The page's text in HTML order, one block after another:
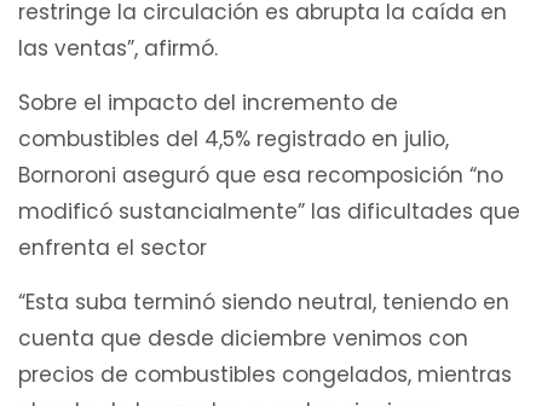
restringe la circulación es abrupta la caída en
las ventas”, afirmó.
Sobre el impacto del incremento de
combustibles del 4,5% registrado en julio,
Bornoroni aseguró que esa recomposición “no
modificó sustancialmente” las dificultades que
enfrenta el sector
“Esta suba terminó siendo neutral, teniendo en
cuenta que desde diciembre venimos con
precios de combustibles congelados, mientras